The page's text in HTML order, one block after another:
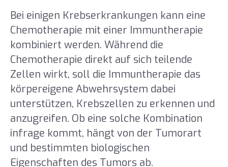
Bei einigen Krebserkrankungen kann eine
Chemotherapie mit einer Immuntherapie
kombiniert werden. Während die
Chemotherapie direkt auf sich teilende
Zellen wirkt, soll die Immuntherapie das
körpereigene Abwehrsystem dabei
unterstützen, Krebszellen zu erkennen und
anzugreifen. Ob eine solche Kombination
infrage kommt, hängt von der Tumorart
und bestimmten biologischen
Eigenschaften des Tumors ab.